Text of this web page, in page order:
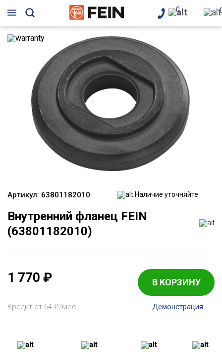
0
Артикул: 63801182010 Наличие уточняйте
Внутренний фланец FEIN
(63801182010)
1 770 ₽ В КОРЗИНУ
Кредит от 64 ₽/мес Демонстрация